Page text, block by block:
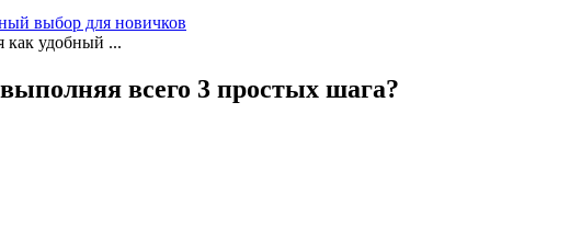
выбор для новичков
как удобный ...
всего 3 простых шага?